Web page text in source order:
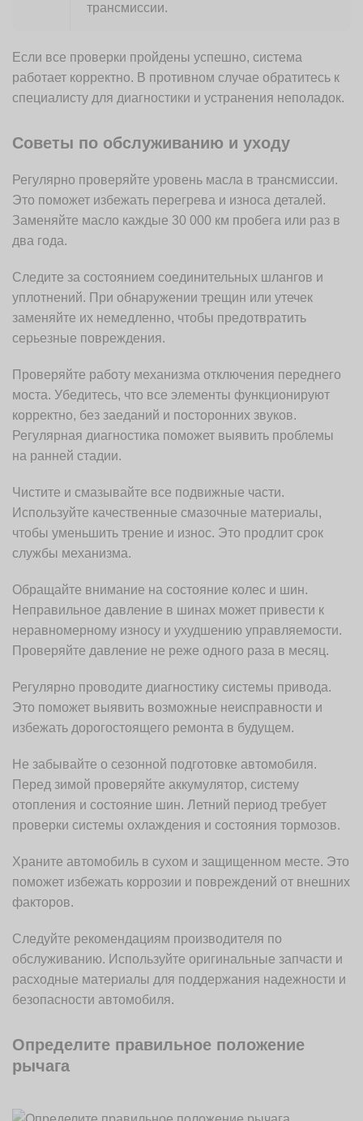
трансмиссии.
Если все проверки пройдены успешно, система
работает корректно. В противном случае обратитесь к
специалисту для диагностики и устранения неполадок.
Советы по обслуживанию и уходу
Регулярно проверяйте уровень масла в трансмиссии.
Это поможет избежать перегрева и износа деталей.
Заменяйте масло каждые 30 000 км пробега или раз в
два года.
Следите за состоянием соединительных шлангов и
уплотнений. При обнаружении трещин или утечек
заменяйте их немедленно, чтобы предотвратить
серьезные повреждения.
Проверяйте работу механизма отключения переднего
моста. Убедитесь, что все элементы функционируют
корректно, без заеданий и посторонних звуков.
Регулярная диагностика поможет выявить проблемы
на ранней стадии.
Чистите и смазывайте все подвижные части.
Используйте качественные смазочные материалы,
чтобы уменьшить трение и износ. Это продлит срок
службы механизма.
Обращайте внимание на состояние колес и шин.
Неправильное давление в шинах может привести к
неравномерному износу и ухудшению управляемости.
Проверяйте давление не реже одного раза в месяц.
Регулярно проводите диагностику системы привода.
Это поможет выявить возможные неисправности и
избежать дорогостоящего ремонта в будущем.
Не забывайте о сезонной подготовке автомобиля.
Перед зимой проверяйте аккумулятор, систему
отопления и состояние шин. Летний период требует
проверки системы охлаждения и состояния тормозов.
Храните автомобиль в сухом и защищенном месте. Это
поможет избежать коррозии и повреждений от внешних
факторов.
Следуйте рекомендациям производителя по
обслуживанию. Используйте оригинальные запчасти и
расходные материалы для поддержания надежности и
безопасности автомобиля.
Определите правильное положение
рычага